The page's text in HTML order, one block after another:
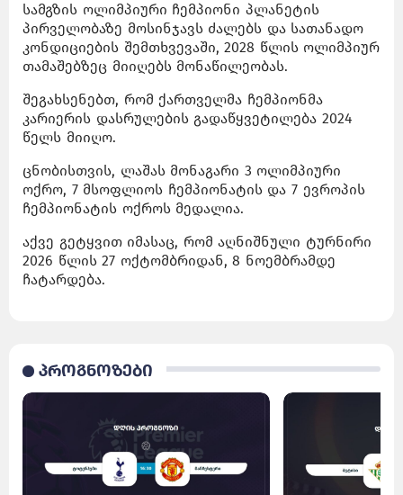
სამგზის ოლიმპიური ჩემპიონი პლანეტის
პირველობაზე მოსინჯავს ძალებს და სათანადო
კონდიციების შემთხვევაში, 2028 წლის ოლიმპიურ
თამაშებზეც მიიღებს მონაწილეობას.
შეგახსენებთ, რომ ქართველმა ჩემპიონმა
კარიერის დასრულების გადაწყვეტილება 2024
წელს მიიღო.
ცნობისთვის, ლაშას მონაგარი 3 ოლიმპიური
ოქრო, 7 მსოფლიოს ჩემპიონატის და 7 ევროპის
ჩემპიონატის ოქროს მედალია.
აქვე გეტყვით იმასაც, რომ აღნიშნული ტურნირი
2026 წლის 27 ოქტომბრიდან, 8 ნოემბრამდე
ჩატარდება.
პროგნოზები